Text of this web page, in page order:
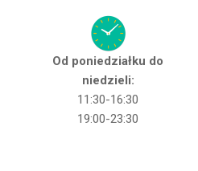
Od poniedziałku do
niedzieli:
11:30-16:30
19:00-23:30